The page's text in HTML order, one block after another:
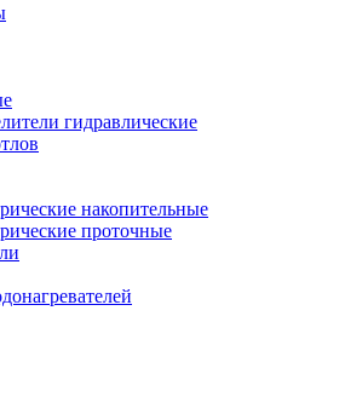
гидравлические
накопительные
проточные